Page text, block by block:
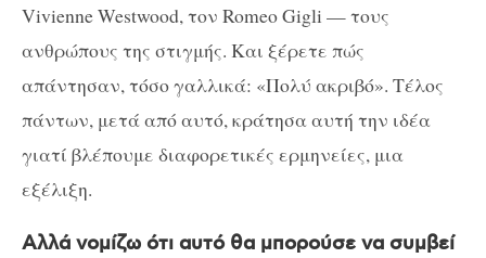
Vivienne Westwood, τον Romeo Gigli — τους
ανθρώπους της στιγμής. Και ξέρετε πώς
απάντησαν, τόσο γαλλικά: «Πολύ ακριβό». Τέλος
πάντων, μετά από αυτό, κράτησα αυτή την ιδέα
γιατί βλέπουμε διαφορετικές ερμηνείες, μια
εξέλιξη.
Αλλά νομίζω ότι αυτό θα μπορούσε να συμβεί